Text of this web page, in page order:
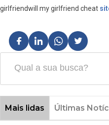
girlfriendwill my girlfriend cheat
Mais lidas Últimas